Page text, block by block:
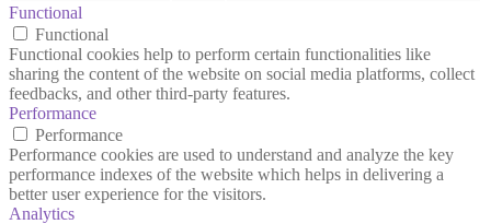
Functional
Functional
Functional cookies help to perform certain functionalities like
sharing the content of the website on social media platforms, collect
feedbacks, and other third-party features.
Performance
Performance
Performance cookies are used to understand and analyze the key
performance indexes of the website which helps in delivering a
better user experience for the visitors.
Analytics